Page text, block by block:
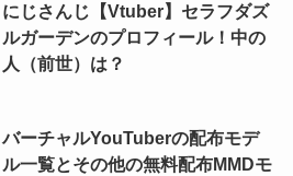
にじさんじ【Vtuber】セラフダズ
ルガーデンのプロフィール！中の
人（前世）は？
バーチャルYouTuberの配布モデ
ル一覧とその他の無料配布MMDモ